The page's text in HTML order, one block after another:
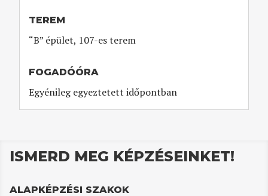
TEREM
“B” épület, 107-es terem
FOGADÓÓRA
Egyénileg egyeztetett időpontban
ISMERD MEG KÉPZÉSEINKET!
ALAPKÉPZÉSI SZAKOK